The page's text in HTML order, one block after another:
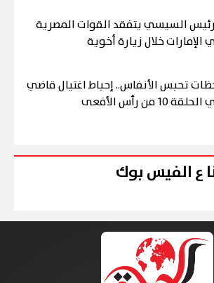
السيسي يتفقد القوات المصرية
الإمارات خلال زيارة أخوية
تحبس الأنفاس.. إحباط اغتيال قاضي
10 من رأس الأفعى
ع الفيس بوك